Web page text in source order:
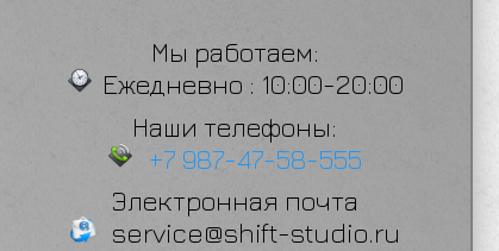
Мы работаем:
Ежедневно : 10:00-20:00
Наши телефоны:
+7 987-47-58-555
Электронная почта
service@shift-studio.ru